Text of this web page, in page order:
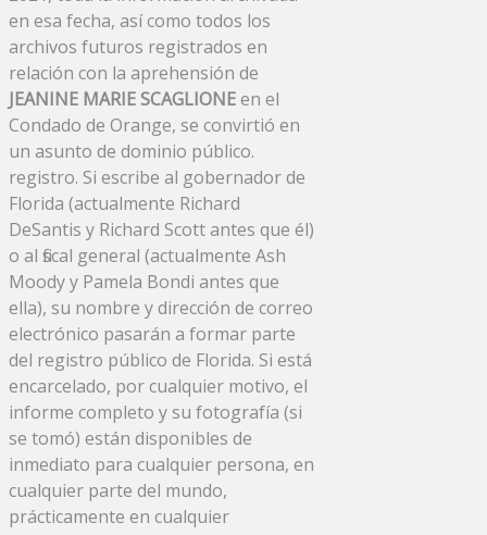
en esa fecha, así como todos los
archivos futuros registrados en
relación con la aprehensión de
JEANINE MARIE SCAGLIONEen el
Condado de Orange, se convirtió en
un asunto de dominio público.
registro. Si escribe al gobernador de
Florida (actualmente Richard
DeSantis y Richard Scott antes que él)
o al fiscal general (actualmente Ash
Moody y Pamela Bondi antes que
ella), su nombre y dirección de correo
electrónico pasarán a formar parte
del registro público de Florida. Si está
encarcelado, por cualquier motivo, el
informe completo y su fotografía (si
se tomó) están disponibles de
inmediato para cualquier persona, en
cualquier parte del mundo,
prácticamente en cualquier